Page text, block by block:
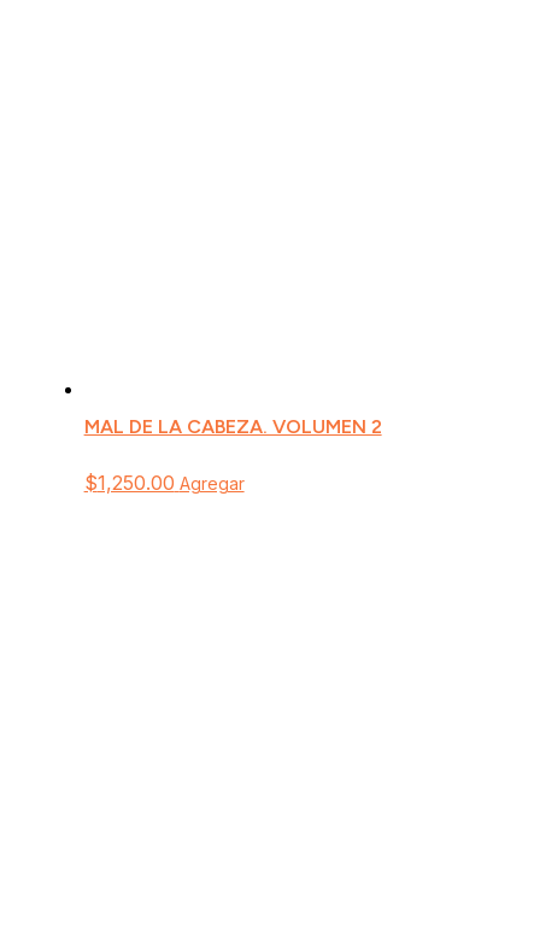
MAL DE LA CABEZA. VOLUMEN 2
$1,250.00 Agregar